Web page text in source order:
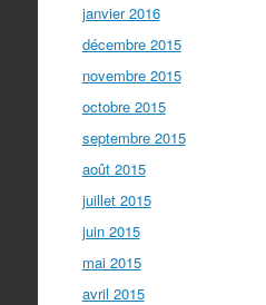
janvier 2016
décembre 2015
novembre 2015
octobre 2015
septembre 2015
août 2015
juillet 2015
juin 2015
mai 2015
avril 2015